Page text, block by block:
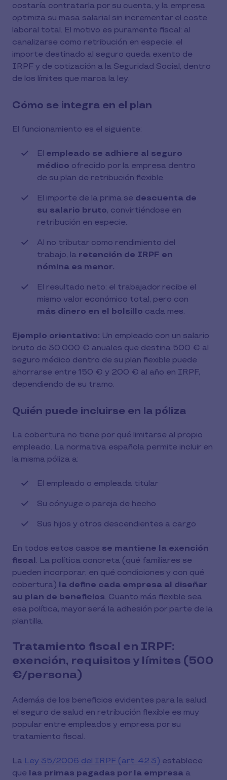
costaría contratarla por su cuenta, y la empresa
optimiza su masa salarial sin incrementar el coste
laboral total. El motivo es puramente fiscal: al
canalizarse como retribución en especie, el
importe destinado al seguro queda exento de
IRPF y de cotización a la Seguridad Social, dentro
de los límites que marca la ley.
Cómo se integra en el plan
El funcionamiento es el siguiente:
El empleado se adhiere al seguro
médico ofrecido por la empresa dentro
de su plan de retribución flexible.
El importe de la prima se descuenta de
su salario bruto, convirtiéndose en
retribución en especie.
Al no tributar como rendimiento del
trabajo, la retención de IRPF en
nómina es menor.
El resultado neto: el trabajador recibe el
mismo valor económico total, pero con
más dinero en el bolsillo cada mes.
Ejemplo orientativo: Un empleado con un salario
bruto de 30.000 € anuales que destina 500 € al
seguro médico dentro de su plan flexible puede
ahorrarse entre 150 € y 200 € al año en IRPF,
dependiendo de su tramo.
Quién puede incluirse en la póliza
La cobertura no tiene por qué limitarse al propio
empleado. La normativa española permite incluir en
la misma póliza a:
El empleado o empleada titular
Su cónyuge o pareja de hecho
Sus hijos y otros descendientes a cargo
En todos estos casos se mantiene la exención
fiscal. La política concreta (qué familiares se
pueden incorporar, en qué condiciones y con qué
cobertura) la define cada empresa al diseñar
su plan de beneficios. Cuanto más flexible sea
esa política, mayor será la adhesión por parte de la
plantilla.
Tratamiento fiscal en IRPF:
exención, requisitos y límites (500
€/persona)
Además de los beneficios evidentes para la salud,
el seguro de salud en retribución flexible es muy
popular entre empleados y empresa por su
tratamiento fiscal.
La Ley 35/2006 del IRPF (art. 42.3) establece
que las primas pagadas por la empresa a